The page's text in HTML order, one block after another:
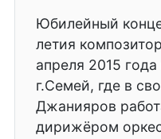
Юбилейный
летия
апреля 2015
г.Семей, где в
Джанияров
дирижёром